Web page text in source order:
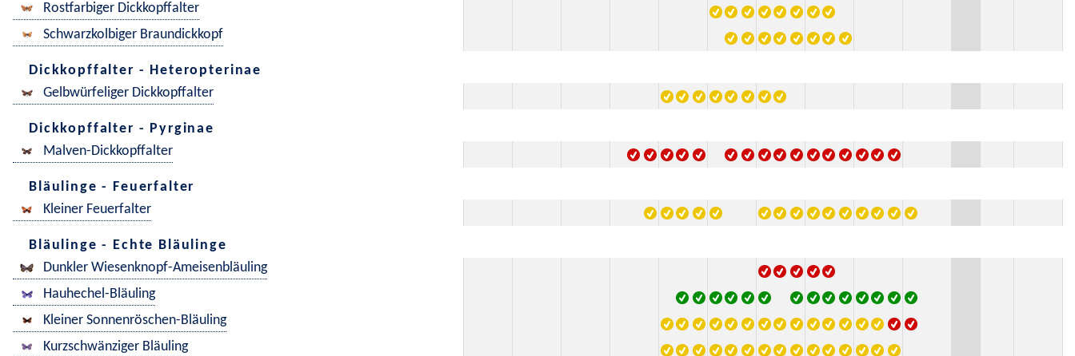
Rostfarbiger Dickkopffalter
Schwarzkolbiger Braundickkopf
Dickkopffalter - Heteropterinae
Gelbwürfeliger Dickkopffalter
Dickkopffalter - Pyrginae
Malven-Dickkopffalter
Bläulinge - Feuerfalter
Kleiner Feuerfalter
Bläulinge - Echte Bläulinge
Dunkler Wiesenknopf-Ameisenbläuling
Hauhechel-Bläuling
Kleiner Sonnenröschen-Bläuling
Kurzschwänziger Bläuling